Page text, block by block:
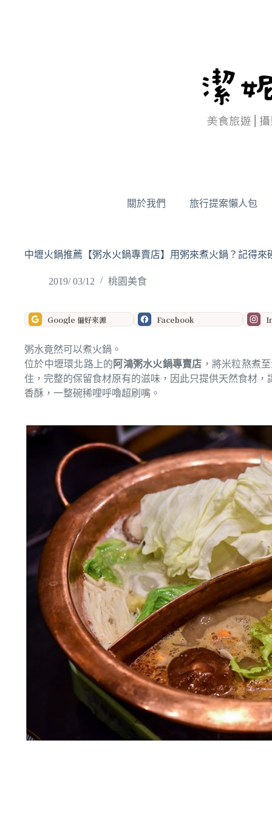
關於我們 旅行提案懶人包
中壢火鍋推薦【粥水火鍋專賣店】用粥來煮火鍋？記得來
2019/ 03/12 桃園美食
Google 偏好來源 Facebook
粥水竟然可以煮火鍋。
位於中壢環北路上的 阿鴻粥水火鍋專賣店 ，將米粒熬煮
住，完整的保留食材原有的滋味，因此只提供天然食材
香酥，一整碗稀哩呼嚕超刷嘴。